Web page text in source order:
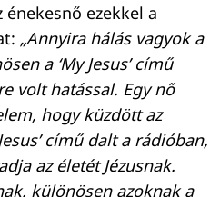
ezekkel a
„Annyira hálás vagyok a
a ‘My Jesus’ című
volt hatással. Egy nő
hogy küzdött az
című dalt a rádióban,
az életét Jézusnak.
különösen azoknak a